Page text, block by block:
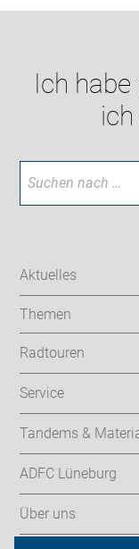
Ich
Aktuelles
Themen
Radtouren
Service
Tandems &
ADFC Lüneburg
Über uns